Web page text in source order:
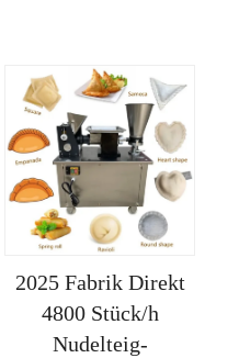
2025 Fabrik Direkt
4800 Stück/h
Nudelteig-